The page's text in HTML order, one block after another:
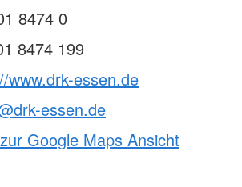
8474 0
8474 199
www.drk-essen.de
essen.de
Google Maps Ansicht